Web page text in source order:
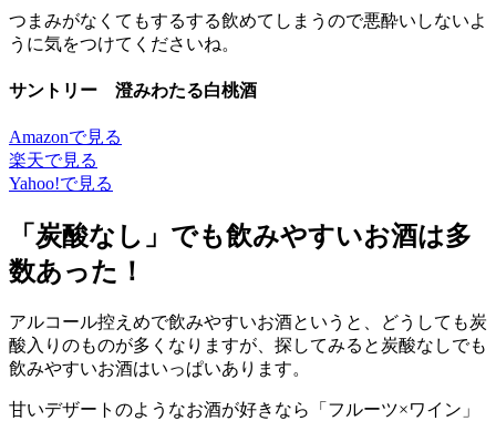
つまみがなくてもするする飲めてしまうので悪酔いしないよ
うに気をつけてくださいね。
サントリー 澄みわたる白桃酒
Amazonで見る
楽天で見る
Yahoo!で見る
「炭酸なし」でも飲みやすいお酒は多
数あった！
アルコール控えめで飲みやすいお酒というと、どうしても炭
酸入りのものが多くなりますが、探してみると炭酸なしでも
飲みやすいお酒はいっぱいあります。
甘いデザートのようなお酒が好きなら「フルーツ×ワイン」